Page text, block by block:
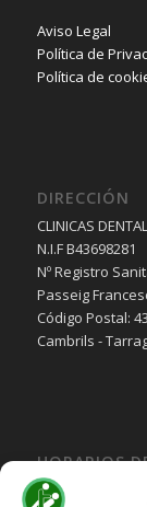
Aviso Legal
Política de
Política de
DIRECCIÓN
CLINICAS
N.I.F B43698281
Nº Registro
Passeig
Código Postal:
Cambrils -
HORARIOS
Lunes,